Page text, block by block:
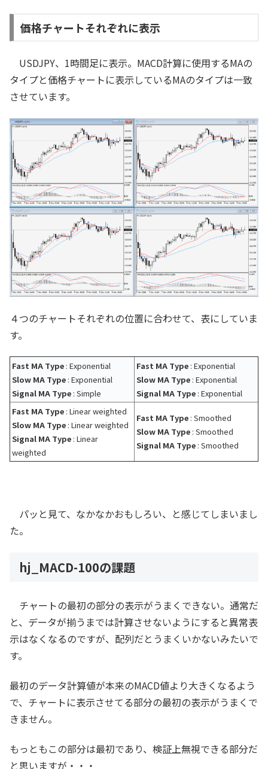
価格チャートそれぞれに表示
USDJPY、1時間足に表示。MACD計算に使用するMAの
タイプと価格チャートに表示しているMAのタイプは一致
させています。
４つのチャートそれぞれの位置に合わせて、表にしていま
す。
Fast MA Type : Exponential
Slow MA Type : Exponential
Signal MA Type : Simple
Fast MA Type : Exponential
Slow MA Type : Exponential
Signal MA Type : Exponential
Fast MA Type : Linear weighted
Slow MA Type : Linear weighted
Signal MA Type : Linear
weighted
Fast MA Type : Smoothed
Slow MA Type : Smoothed
Signal MA Type : Smoothed
パッと見て、なかなかおもしろい、と感じてしまいまし
た。
hj_MACD-100の課題
チャートの最初の部分の表示がうまくできない。通常だ
と、データが揃うまでは計算させないようにすると異常表
示はなくなるのですが、配列だとうまくいかないみたいで
す。
最初のデータ計算値が本来のMACD値より大きくなるよう
で、チャートに表示させてる部分の最初の表示がうまくで
きません。
もっともこの部分は最初であり、検証上無視できる部分だ
と思いますが・・・